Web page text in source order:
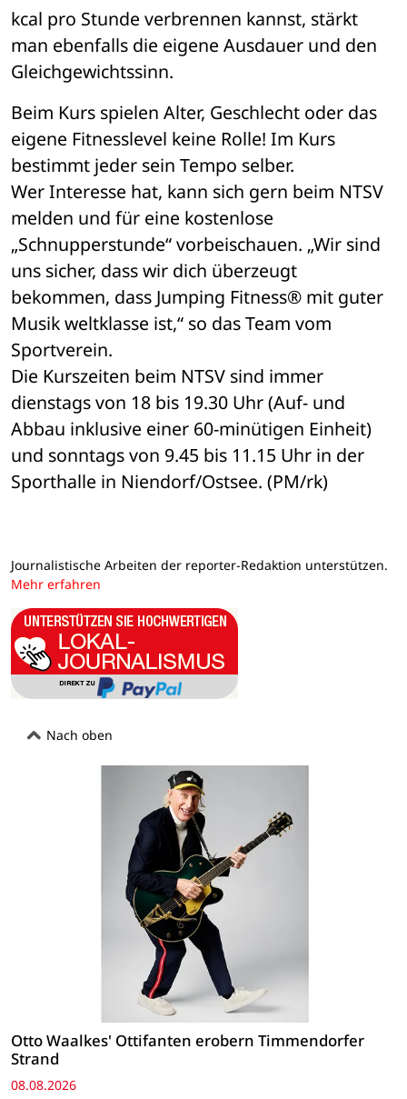
kcal pro Stunde verbrennen kannst, stärkt
man ebenfalls die eigene Ausdauer und den
Gleichgewichtssinn.
Beim Kurs spielen Alter, Geschlecht oder das
eigene Fitnesslevel keine Rolle! Im Kurs
bestimmt jeder sein Tempo selber.
Wer Interesse hat, kann sich gern beim NTSV
melden und für eine kostenlose
„Schnupperstunde“ vorbeischauen. „Wir sind
uns sicher, dass wir dich überzeugt
bekommen, dass Jumping Fitness® mit guter
Musik weltklasse ist,“ so das Team vom
Sportverein.
Die Kurszeiten beim NTSV sind immer
dienstags von 18 bis 19.30 Uhr (Auf- und
Abbau inklusive einer 60-minütigen Einheit)
und sonntags von 9.45 bis 11.15 Uhr in der
Sporthalle in Niendorf/Ostsee. (PM/rk)
Journalistische Arbeiten der reporter-Redaktion unterstützen.
Mehr erfahren
Nach oben
Otto Waalkes' Ottifanten erobern Timmendorfer
Strand
08.08.2026